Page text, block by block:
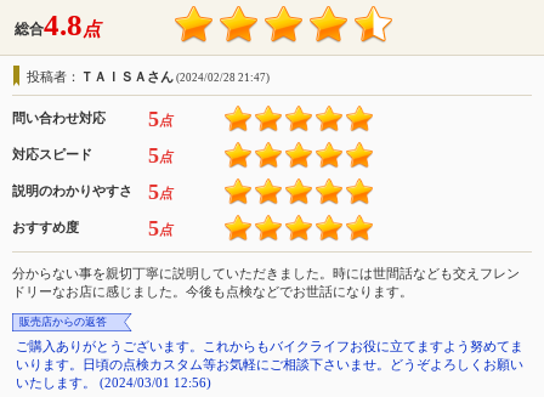
総合4.8点
投稿者： ＴＡＩＳＡさん (2024/02/28 21:47)
問い合わせ対応 5点
対応スピード 5点
説明のわかりやすさ 5点
おすすめ度 5点
分からない事を親切丁寧に説明していただきました。時には世間話なども交えフレン
ドリーなお店に感じました。今後も点検などでお世話になります。
販売店からの返答
ご購入ありがとうございます。これからもバイクライフお役に立てますよう努めてま
いります。日頃の点検カスタム等お気軽にご相談下さいませ。どうぞよろしくお願い
いたします。 (2024/03/01 12:56)